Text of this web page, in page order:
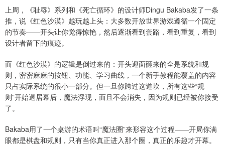
上周，《耻辱》系列和《死亡循环》的设计师Dingu Bakaba发了一条
推，说《红色沙漠》越玩越上头：大多数开放世界游戏遵循一个固定
的节奏——开头让你觉得惊艳，然后逐渐看到套路，看到重复，看到
设计者留下的痕迹。
而《红色沙漠》的逻辑是倒过来的：开头迎面砸来的全是系统和规
则，密密麻麻的按钮、功能、学习曲线，一个新手教程能覆盖的内容
只占实际系统的很小一部分。但一旦你跨过这道坎，所有这些“规
则”开始退居幕后，魔法浮现，而且不会消失，因为规则已经被你接受
了。
Bakaba用了一个桌游的术语叫“魔法圈”来形容这个过程——开局你满
眼都是棋盘和规则，只有当你真正进入那个圈，真正的乐趣才开幕。